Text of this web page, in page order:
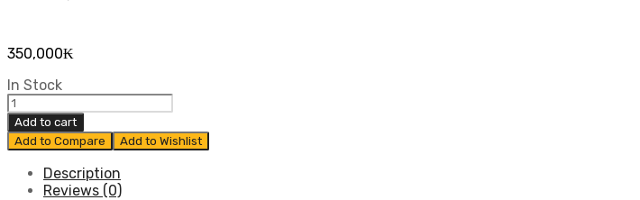
350,000₭
In Stock
ລູກ
ຫ
ມາກ
ກັນ
ໂຄງ
HONDA
Add to cart
Add to Compare
Add to Wishlist
Description
Reviews (0)